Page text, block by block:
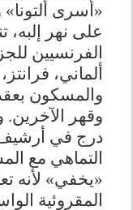
«أسرى
على نهر إلبه،
الفرنسيين
ألماني،
والمسكون
وقهر الآخرين.
درج في
التماهي مع
«يخفي» لأنه
المقروئية